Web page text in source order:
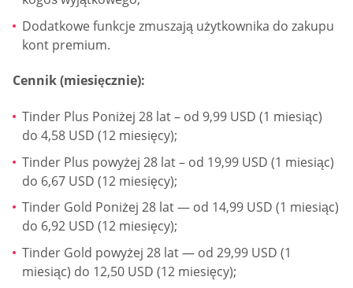
Dodatkowe funkcje zmuszają użytkownika do zakupu
kont premium.
Cennik (miesięcznie):
Tinder Plus Poniżej 28 lat – od 9,99 USD (1 miesiąc)
do 4,58 USD (12 miesięcy);
Tinder Plus powyżej 28 lat – od 19,99 USD (1 miesiąc)
do 6,67 USD (12 miesięcy);
Tinder Gold Poniżej 28 lat — od 14,99 USD (1 miesiąc)
do 6,92 USD (12 miesięcy);
Tinder Gold powyżej 28 lat — od 29,99 USD (1
miesiąc) do 12,50 USD (12 miesięcy);